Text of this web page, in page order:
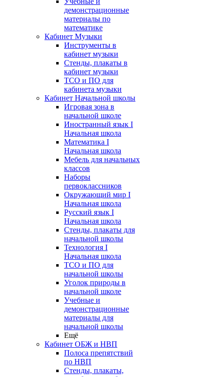
демонстрационные
материалы по
математике
Кабинет Музыки
Инструменты в
кабинет музыки
Стенды, плакаты в
кабинет музыки
ТСО и ПО для
кабинета музыки
Кабинет Начальной школы
Игровая зона в
начальной школе
Иностранный язык I
Начальная школа
Математика I
Начальная школа
Мебель для начальных
классов
Наборы
первоклассников
Окружающий мир I
Начальная школа
Русский язык I
Начальная школа
Стенды, плакаты для
начальной школы
Технология I
Начальная школа
ТСО и ПО для
начальной школы
Уголок природы в
начальной школе
Учебные и
демонстрационные
материалы для
начальной школы
Ещё
Кабинет ОБЖ и НВП
Полоса препятствий
по НВП
Стенды, плакаты,